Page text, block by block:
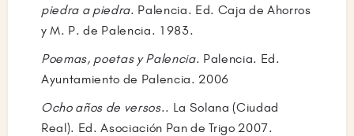
piedra a piedra. Palencia. Ed. Caja de Ahorros
y M. P. de Palencia. 1983.
Poemas, poetas y Palencia. Palencia. Ed.
Ayuntamiento de Palencia. 2006
Ocho años de versos.. La Solana (Ciudad
Real). Ed. Asociación Pan de Trigo 2007.